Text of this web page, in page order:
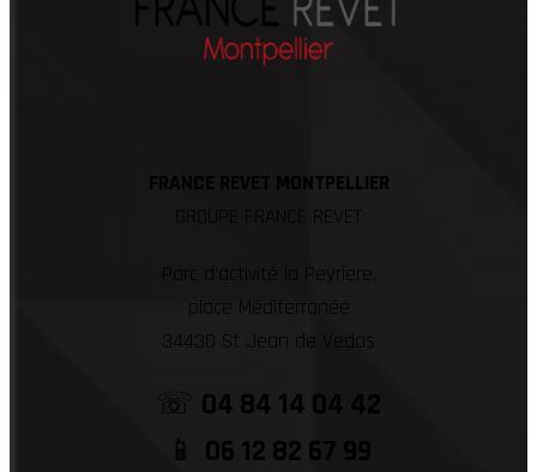
FRANCE REVET MONTPELLIER
GROUPE FRANCE REVET
Parc d’activité la Peyriere,
place Méditerranée
34430 St Jean de Vedas
☏ 04 84 14 04 42
📱 06 12 82 67 99